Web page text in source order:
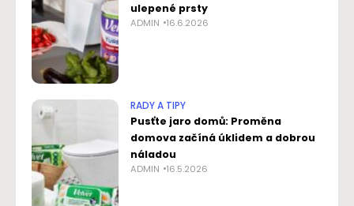
ulepené prsty
ADMIN 16.6.2026
RADY A TIPY
Pusťte jaro domů: Proměna
domova začíná úklidem a dobrou
náladou
ADMIN 16.5.2026